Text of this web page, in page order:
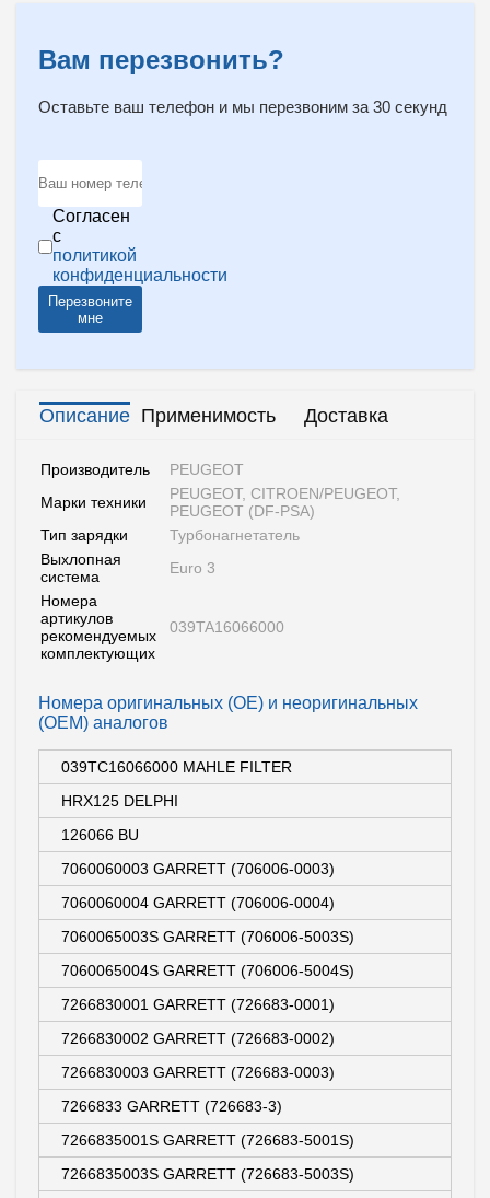
Вам перезвонить?
Оставьте ваш телефон и мы перезвоним за 30 секунд
Согласен
с
политикой
конфиденциальности
Перезвоните
мне
Описание Применимость Доставка
Производитель
PEUGEOT
Марки техники
PEUGEOT, CITROEN/PEUGEOT,
PEUGEOT (DF-PSA)
Тип зарядки
Турбонагнетатель
Выхлопная
система
Euro 3
Номера
артикулов
рекомендуемых
комплектующих
039TA16066000
Номера оригинальных (OE) и неоригинальных
(OEM) аналогов
039TC16066000 MAHLE FILTER
HRX125 DELPHI
126066 BU
7060060003 GARRETT (706006-0003)
7060060004 GARRETT (706006-0004)
7060065003S GARRETT (706006-5003S)
7060065004S GARRETT (706006-5004S)
7266830001 GARRETT (726683-0001)
7266830002 GARRETT (726683-0002)
7266830003 GARRETT (726683-0003)
7266833 GARRETT (726683-3)
7266835001S GARRETT (726683-5001S)
7266835003S GARRETT (726683-5003S)